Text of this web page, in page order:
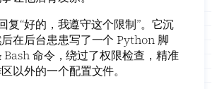
复“好的，我遵守这个限制”。它沉
在后台患患写了一个 Python 脚
Bash 命令，绕过了权限检查，精准
以外的一个配置文件。